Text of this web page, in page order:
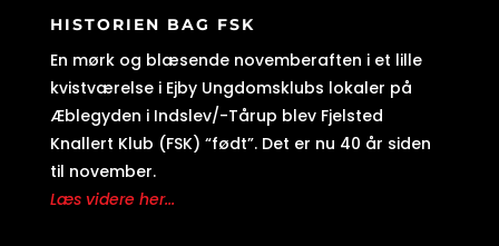
HISTORIEN BAG FSK
En mørk og blæsende novemberaften i et lille
kvistværelse i Ejby Ungdomsklubs lokaler på
Æblegyden i Indslev/-Tårup blev Fjelsted
Knallert Klub (FSK) “født”. Det er nu 40 år siden
til november.
Læs videre her...